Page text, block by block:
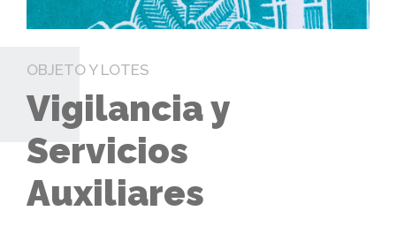
OBJETO Y LOTES
Vigilancia y
Servicios
Auxiliares